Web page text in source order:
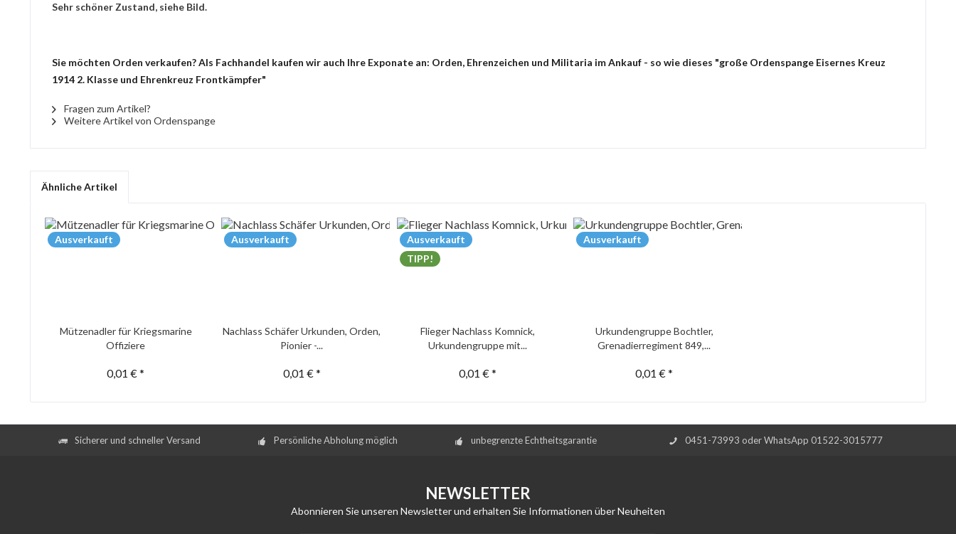
Sehr schöner Zustand, siehe Bild.
Sie möchten Orden verkaufen? Als Fachhandel kaufen wir auch Ihre Exponate an: Orden, Ehrenzeichen und Militaria im Ankauf - so wie dieses "große Ordenspange Eisernes Kreuz
1914 2. Klasse und Ehrenkreuz Frontkämpfer"
Fragen zum Artikel?
Weitere Artikel von Ordenspange
Ähnliche Artikel
Ausverkauft
Mützenadler für Kriegsmarine
Offiziere
0,01 € *
Ausverkauft
Nachlass Schäfer Urkunden, Orden,
Pionier -...
0,01 € *
Ausverkauft
TIPP!
Flieger Nachlass Komnick,
Urkundengruppe mit...
0,01 € *
Ausverkauft
Urkundengruppe Bochtler,
Grenadierregiment 849,...
0,01 € *
Sicherer und schneller Versand Persönliche Abholung möglich unbegrenzte Echtheitsgarantie 0451-73993 oder WhatsApp 01522-3015777
NEWSLETTER
Abonnieren Sie unseren Newsletter und erhalten Sie Informationen über Neuheiten